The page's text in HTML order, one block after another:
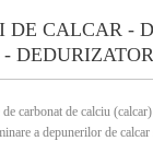
carbonat de calciu
a depunerilor de